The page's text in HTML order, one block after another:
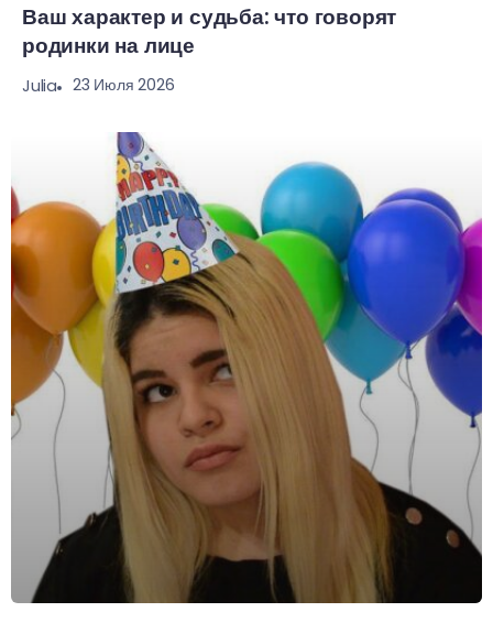
Ваш характер и судьба: что говорят
родинки на лице
Julia 23 Июля 2026